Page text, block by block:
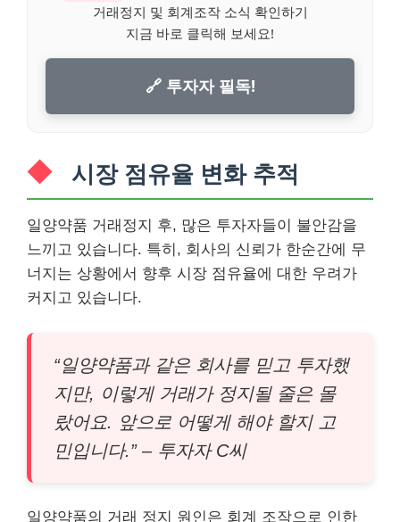
거래정지 및 회계조작 소식 확인하기
지금 바로 클릭해 보세요!
🔗 투자자 필독!
시장 점유율 변화 추적
일양약품 거래정지 후, 많은 투자자들이 불안감을
느끼고 있습니다. 특히, 회사의 신뢰가 한순간에 무
너지는 상황에서 향후 시장 점유율에 대한 우려가
커지고 있습니다.
“일양약품과 같은 회사를 믿고 투자했
지만, 이렇게 거래가 정지될 줄은 몰
랐어요. 앞으로 어떻게 해야 할지 고
민입니다.” – 투자자 C씨
일양약품의 거래 정지 원인은 회계 조작으로 인한